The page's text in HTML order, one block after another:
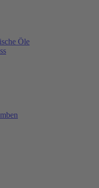
Öle